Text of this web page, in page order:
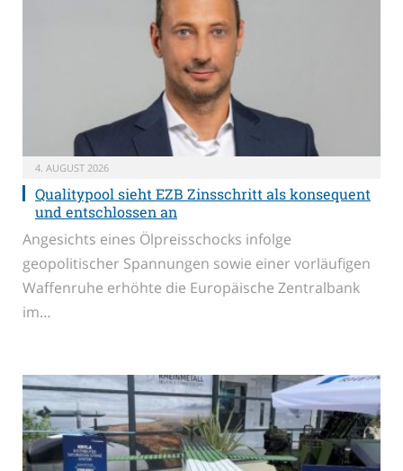
4. AUGUST 2026
Qualitypool sieht EZB Zinsschritt als konsequent
und entschlossen an
Angesichts eines Ölpreisschocks infolge
geopolitischer Spannungen sowie einer vorläufigen
Waffenruhe erhöhte die Europäische Zentralbank
im…